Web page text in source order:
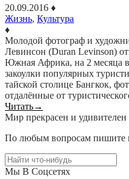
20.09.2016 ♦
Жизнь, Культура
♦
Молодой фотограф и
Левинсон (Duran Levinson)
Южная Африка, на 2 месяца
закоулки популярных
тайской столице Бангкок,
отдалённые от
Читать→
Мир прекрасен и удивителен
По любым вопросам пишите
Мы В Соцсетях